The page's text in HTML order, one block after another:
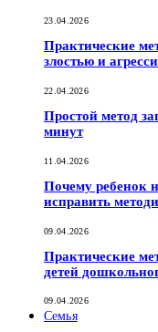
23.04.2026
Практические
злостью и
22.04.2026
Простой метод
минут
11.04.2026
Почему ребенок
исправить
09.04.2026
Практические
детей
09.04.2026
Семья